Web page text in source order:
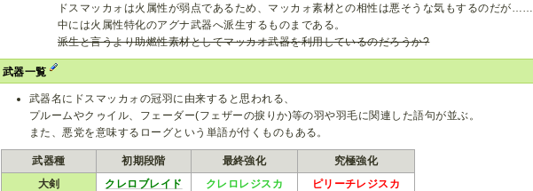
ドスマッカォは火属性が弱点であるため、マッカォ素材との相性は悪そうな気もするのだが……
中には火属性特化のアグナ武器へ派生するものまである。
派生と言うより助燃性素材としてマッカオ武器を利用しているのだろうか?
武器一覧
武器名にドスマッカォの冠羽に由来すると思われる、
プルームやクゥイル、フェーダー(フェザーの捩りか)等の羽や羽毛に関連した語句が並ぶ。
また、悪党を意味するローグという単語が付くものもある。
武器種 初期段階 最終強化
究極強化
大剣
クレロブレイド クレロレジスカ ピリーチレジスカ